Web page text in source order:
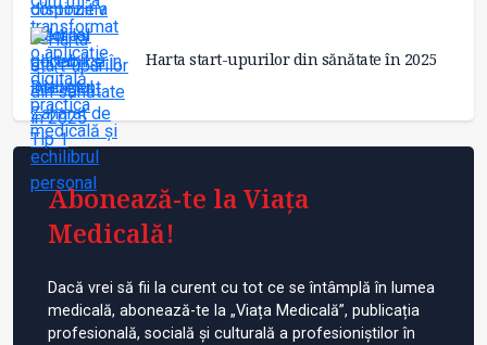
Harta start-upurilor din sănătate în 2025
Abonează-te la Viața
Medicală!
Dacă vrei să fii la curent cu tot ce se întâmplă în lumea
medicală, abonează-te la „Viața Medicală”, publicația
profesională, socială și culturală a profesioniștilor în